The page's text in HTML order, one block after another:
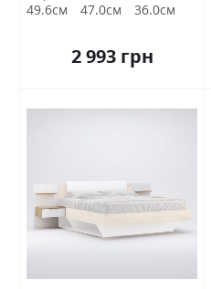
49.6см 47.0см 36.0см
2 993 грн